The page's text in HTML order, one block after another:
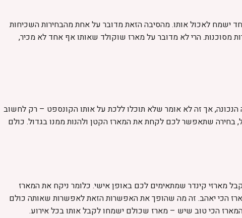
ישמח לאכול אותו. מהסיבה הזאת מדובר על אחת מהבחירות השכיחות
מסוכנות. הרי לא מדובר על מארז שוקולד שאותו אף אחד לא מכיר,
אך זה לא אומר שלא תוכלו ללכת על אותו הקונספט – רק לחשוב
בחירה שתאפשר לכם לקחת את המארז הקטן ולהנות ממנו בגדול. כולם
מארזי קינדר שמתאימים לכם באופן אישי. כלומר ניקח את המארז
הכי יאהב. זה מה שהופך את האפשרות הזאת לאפשרות שאותה כולם
הכי טוב שיש – מארז שכולם ישמחו לקבל אותו בכל אירוע.